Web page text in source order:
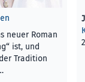
neuer Roman
ist, und
Tradition